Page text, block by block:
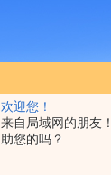
欢迎您！
来自局域网的朋友
助您的吗？